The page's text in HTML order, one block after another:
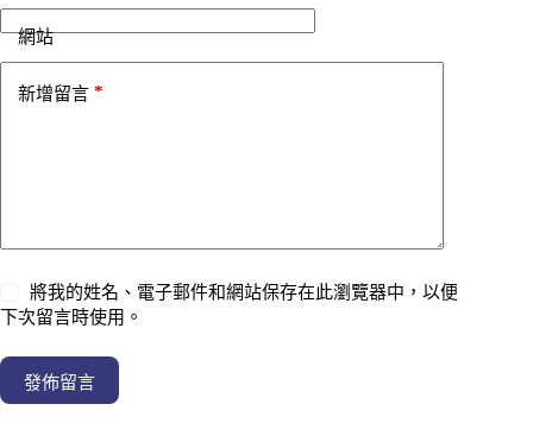
網站
新增留言 *
將我的姓名、電子郵件和網站保存在此瀏覽器中，以便
下次留言時使用。
發佈留言